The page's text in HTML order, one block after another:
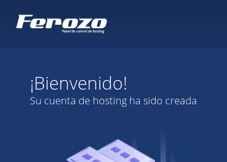
¡Bienvenido!
Su cuenta de hosting ha sido creada